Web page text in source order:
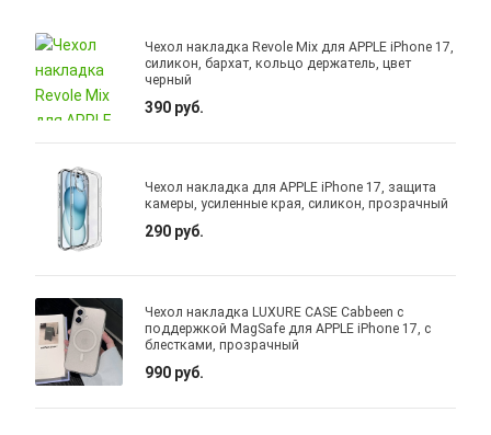
Чехол накладка Revole Mix для APPLE iPhone 17,
силикон, бархат, кольцо держатель, цвет
черный
390 руб.
Чехол накладка для APPLE iPhone 17, защита
камеры, усиленные края, силикон, прозрачный
290 руб.
Чехол накладка LUXURE CASE Cabbeen с
поддержкой MagSafe для APPLE iPhone 17, с
блестками, прозрачный
990 руб.